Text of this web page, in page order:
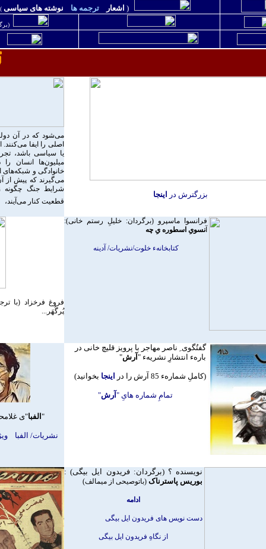
( اشعار ترجمه ها نوشته های سياسی )
می‌شود که در آن
اصلی را ایفا
یا سیاسی باشد،
میلیون‌ها انسان را
خانوادگی و
می‌گیرند که پیش از
شرایط جنگ چگونه
قطعیت کنار می‌آیند،
بزرگترش در اينجا
فروغ فرخزاد (با
پُرگُهَر ...
فرانسوا ماسپرو (برگردان: خليلِ رستم خانی):
نسویِ اسطوره یِ چه
کتابخانهء خلوت/نشريات/ آدينه
" الفبا"ی
نشريات/ الفبا
گفتُگوی ِ ناصر مهاجر با پرويز قليچ خانی در
بارهء انتشارِ نشريهء " آرش"
(کاملِ شمارهء 85 آرش را در اينجا بخوانيد)
تمامِ شماره هایِ " آرش"
نويسنده ؟ (برگردان: فريدون ايل بيگی) :
بوريس پاسترناک (باتوصيحی از ميمالف)
ادامه
دست نويس های فريدون ايل بيگی
از نگاهِ فريدون ايل بيگی